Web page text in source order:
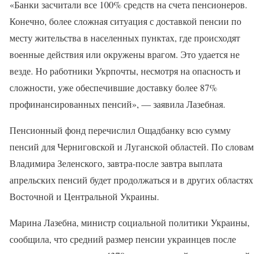
«Банки засчитали все 100% средств на счета пенсионеров.
Конечно, более сложная ситуация с доставкой пенсии по
месту жительства в населенных пунктах, где происходят
военные действия или окружены врагом. Это удается не
везде. Но работники Укрпочты, несмотря на опасность и
сложности, уже обеспечившие доставку более 87%
профинансированных пенсий», — заявила Лазебная.
Пенсионный фонд перечислил Ощадбанку всю сумму
пенсий для Черниговской и Луганской областей. По словам
Владимира Зеленского, завтра-после завтра выплата
апрельских пенсий будет продолжаться и в других областях
Восточной и Центральной Украины.
Марина Лазебна, министр социальной политики Украины,
сообщила, что средний размер пенсии украинцев после